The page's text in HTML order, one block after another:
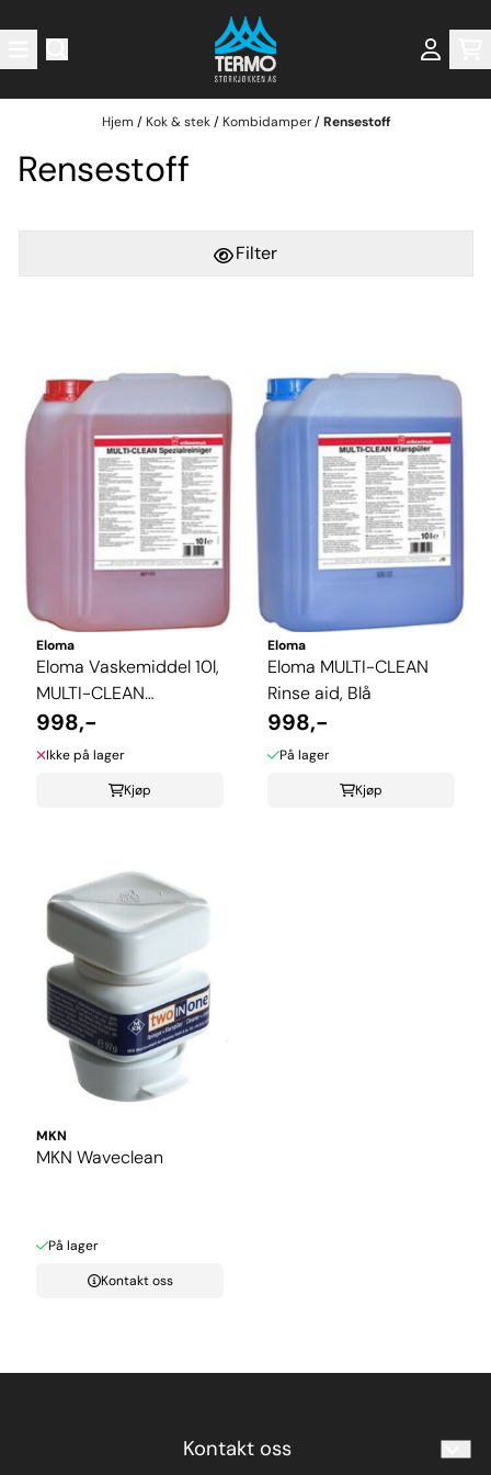
Hjem / Kok & stek/ Kombidamper/Rensestoff
Rensestoff
Filter
Eloma
Eloma Vaskemiddel 10l,
MULTI-CLEAN
Detergent, Rød
998,-
Ikke på lager
Kjøp
Eloma
Eloma MULTI-CLEAN
Rinse aid, Blå
998,-
På lager
Kjøp
MKN
MKN Waveclean
På lager
Kontakt oss
Kontakt oss